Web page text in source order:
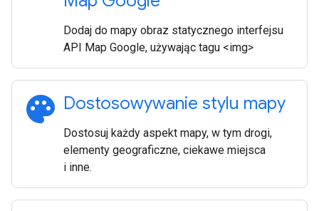
Dodaj do mapy obraz statycznego interfejsu
API Map Google, używając tagu <img>
palette Dostosowywanie stylu mapy
Dostosuj każdy aspekt mapy, w tym drogi,
elementy geograficzne, ciekawe miejsca
i inne.